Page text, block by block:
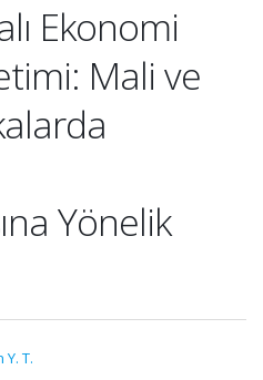
Ekonomi
Mali ve
Yönelik
T.